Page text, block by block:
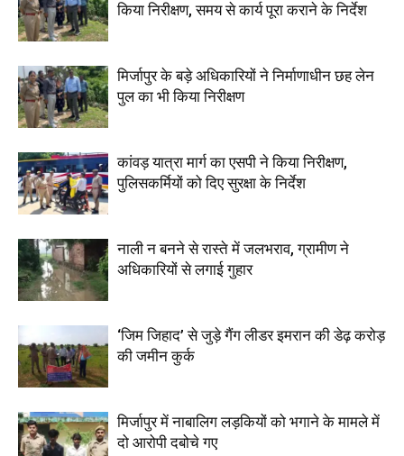
किया निरीक्षण, समय से कार्य पूरा कराने के निर्देश
मिर्जापुर के बड़े अधिकारियों ने निर्माणाधीन छह लेन
पुल का भी किया निरीक्षण
कांवड़ यात्रा मार्ग का एसपी ने किया निरीक्षण,
पुलिसकर्मियों को दिए सुरक्षा के निर्देश
नाली न बनने से रास्ते में जलभराव, ग्रामीण ने
अधिकारियों से लगाई गुहार
‘जिम जिहाद’ से जुड़े गैंग लीडर इमरान की डेढ़ करोड़
की जमीन कुर्क
मिर्जापुर में नाबालिग लड़कियों को भगाने के मामले में
दो आरोपी दबोचे गए